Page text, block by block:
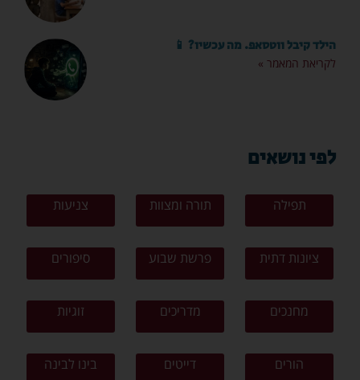
הילד קיבל ווטסאפ. מה עכשיו? 📱
לקריאת המאמר »
לפי נושאים
תפילה תורה ומצוות צניעות
ציונות דתית פרשת שבוע סיפורים
מחנכים מדריכים זוגיות
הורים דייטים בינו לבינה